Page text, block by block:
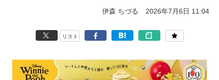
伊森 ちづる 2026年7月6日 11:04
リスト